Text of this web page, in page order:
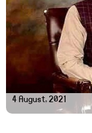
4 August, 2021